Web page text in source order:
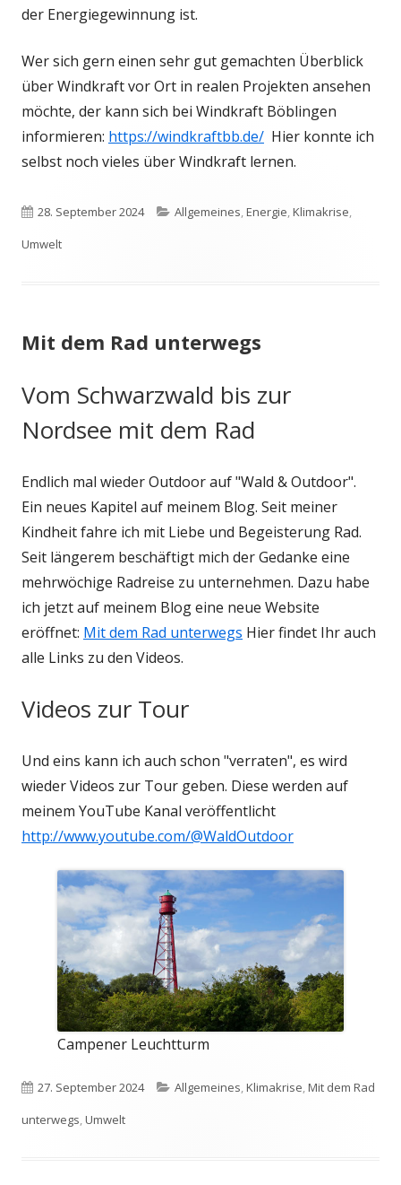
der Energiegewinnung ist.
Wer sich gern einen sehr gut gemachten Überblick
über Windkraft vor Ort in realen Projekten ansehen
möchte, der kann sich bei Windkraft Böblingen
informieren: https://windkraftbb.de/ Hier konnte ich
selbst noch vieles über Windkraft lernen.
Veröffentlicht
am
28. September 2024 Kategorien
Allgemeines,Energie,Klimakrise,
Umwelt
Mit dem Rad unterwegs
Vom Schwarzwald bis zur
Nordsee mit dem Rad
Endlich mal wieder Outdoor auf "Wald & Outdoor".
Ein neues Kapitel auf meinem Blog. Seit meiner
Kindheit fahre ich mit Liebe und Begeisterung Rad.
Seit längerem beschäftigt mich der Gedanke eine
mehrwöchige Radreise zu unternehmen. Dazu habe
ich jetzt auf meinem Blog eine neue Website
eröffnet: Mit dem Rad unterwegs Hier findet Ihr auch
alle Links zu den Videos.
Videos zur Tour
Und eins kann ich auch schon "verraten", es wird
wieder Videos zur Tour geben. Diese werden auf
meinem YouTube Kanal veröffentlicht
http://www.youtube.com/@WaldOutdoor
Campener Leuchtturm
Veröffentlicht
am
27. September 2024 Kategorien
Allgemeines,Klimakrise,Mit dem Rad
unterwegs,Umwelt